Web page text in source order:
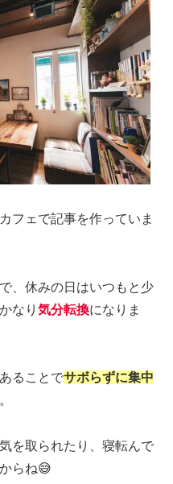
フェで記事を作っていま
、休みの日はいつもと少
なり 気分転換になりま
ることでサボらずに集中
を取られたり、寝転んで
らね😅